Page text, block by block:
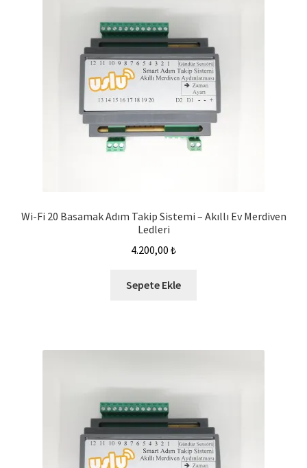
Wi-Fi 20 Basamak Adım Takip Sistemi – Akıllı Ev Merdiven
Ledleri
4.200,00 ₺
Sepete Ekle